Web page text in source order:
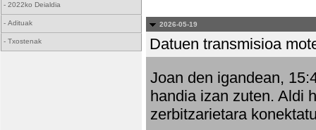
- 2022ko Deialdia
- Adituak
- Txostenak
2026-05-19
Datuen transmisioa
Joan den igandean,
handia izan zuten. Aldi
zerbitzarietara